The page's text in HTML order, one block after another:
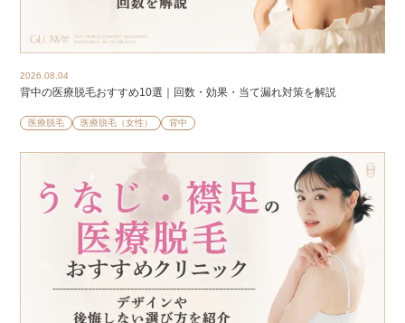
2026.08.04
背中の医療脱毛おすすめ10選｜回数・効果・当て漏れ対策を解説
医療脱毛 医療脱毛（女性） 背中